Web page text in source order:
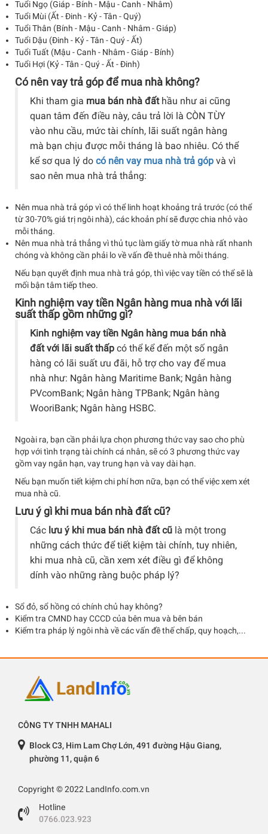
Tuổi Ngọ (Giáp - Bính - Mậu - Canh - Nhâm)
Tuổi Mùi (Ất - Đinh - Kỷ - Tân - Quý)
Tuổi Thân (Bính - Mậu - Canh - Nhâm - Giáp)
Tuổi Dậu (Đinh - Kỷ - Tân - Quý - Ất)
Tuổi Tuất (Mậu - Canh - Nhâm - Giáp - Bính)
Tuổi Hợi (Kỷ - Tân - Quý - Ất - Đinh)
Có nên vay trả góp để mua nhà không?
Khi tham gia mua bán nhà đấthầu như ai cũng
quan tâm đến điều này, câu trả lời là CÒN TÙY
vào nhu cầu, mức tài chính, lãi suất ngân hàng
mà bạn chịu được mỗi tháng là bao nhiêu. Có thể
kể sơ qua lý do có nên vay mua nhà trả góp và vì
sao nên mua nhà trả thẳng:
Nên mua nhà trả góp vì có thể linh hoạt khoảng trả trước (có thể
từ 30-70% giá trị ngôi nhà), các khoản phí sẽ được chia nhỏ vào
mỗi tháng.
Nên mua nhà trả thẳng vì thủ tục làm giấy tờ mua nhà rất nhanh
chóng và không cần phải lo về vấn đề thuê nhà mỗi tháng.
Nếu bạn quyết định mua nhà trả góp, thì việc vay tiền có thể sẽ là
mối bận tâm tiếp theo.
Kinh nghiệm vay tiền Ngân hàng mua nhà với lãi
suất thấp gồm những gì?
Kinh nghiệm vay tiền Ngân hàng mua bán nhà
đất với lãi suất thấp có thể kể đến một số ngân
hàng có lãi suất ưu đãi, hỗ trợ cho vay để mua
nhà như: Ngân hàng Maritime Bank; Ngân hàng
PVcomBank; Ngân hàng TPBank; Ngân hàng
WooriBank; Ngân hàng HSBC.
Ngoài ra, bạn cần phải lựa chọn phương thức vay sao cho phù
hợp với tình trạng tài chính cá nhân, sẽ có 3 phương thức vay
gồm vay ngắn hạn, vay trung hạn và vay dài hạn.
Nếu bạn muốn tiết kiệm chi phí hơn nữa, bạn có thể việc xem xét
mua nhà cũ.
Lưu ý gì khi mua bán nhà đất cũ?
Các lưu ý khi mua bán nhà đất cũ là một trong
những cách thức để tiết kiệm tài chính, tuy nhiên,
khi mua nhà cũ, cần xem xét điều gì để không
dính vào những ràng buộc pháp lý?
Sổ đỏ, sổ hồng có chính chủ hay không?
Kiểm tra CMND hay CCCD của bên mua và bên bán
Kiểm tra pháp lý ngôi nhà về các vấn đề thế chấp, quy hoạch,...
CÔNG TY TNHH MAHALI
Block C3, Him Lam Chợ Lớn, 491 đường Hậu Giang,
phường 11, quận 6
Copyright © 2022 LandInfo.com.vn
Hotline
0766.023.923